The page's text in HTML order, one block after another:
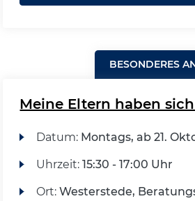
BESONDERES
Meine Eltern haben
Datum: Montags, ab 21.
Uhrzeit: 15:30 - 17:00 Uhr
Ort: Westerstede,